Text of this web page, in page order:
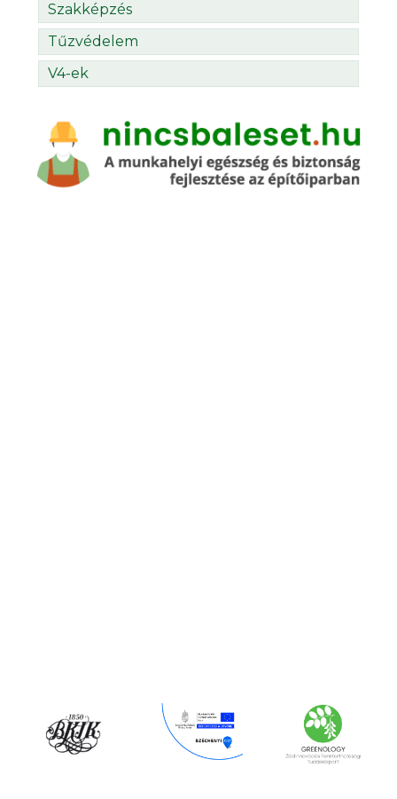
Szakképzés
Tűzvédelem
V4-ek